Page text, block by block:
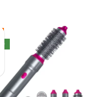
suavemente los callos,
para ser compacta y
de llevar contigo a donde
quiera que vayas.
desliza sobre los
callos y verás cómo
revelando una piel
renovada.